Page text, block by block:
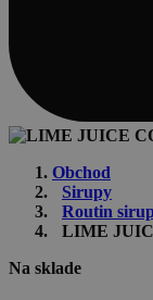
Obchod
Sirupy
Routin
LIME
Na sklade